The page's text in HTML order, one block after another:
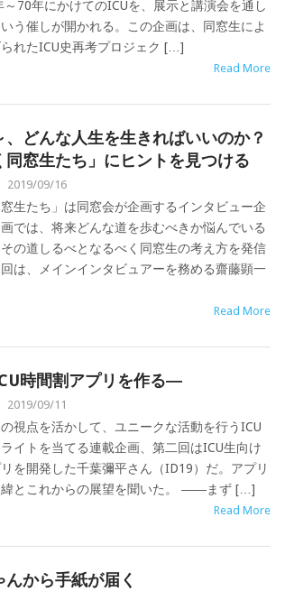
～70年にかけてのICUを、展示と講演会を通し
う催しが開かれる。この企画は、同窓生によ
れたICU史再考プロジェク […]
Read More
、どんな人生を生きればいいのか？
同窓生たち」にヒントを見つける
2019/09/16
窓生たち」は同窓会が企画するインタビュー企
では、将来どんな道を歩むべきか悩んでいる
の道しるべとなるべく同窓生の考え方を発信
は、メインインタビュアーを務める齋藤顕一
Read More
時間割アプリを作る―
2019/09/11
視点を活かして、ユニークな活動を行うICU
イトを当てる連載企画、第二回はICU生向け
を開発した千葉彌平さん（ID19）だ。アプリ
緯とこれからの展望を聞いた。 ――まず […]
Read More
んから手紙が届く